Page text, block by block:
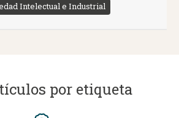
Intelectual e Industrial
por etiqueta